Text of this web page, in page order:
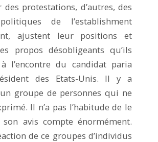
protestations, d’autres, des
de l’establishment
ajustent leur positions et
propos désobligeants qu’ils
l’encontre du candidat paria
des Etats-Unis. Il y a
groupe de personnes qui ne
Il n’a pas l’habitude de le
avis compte énormément.
de ce groupes d’individus